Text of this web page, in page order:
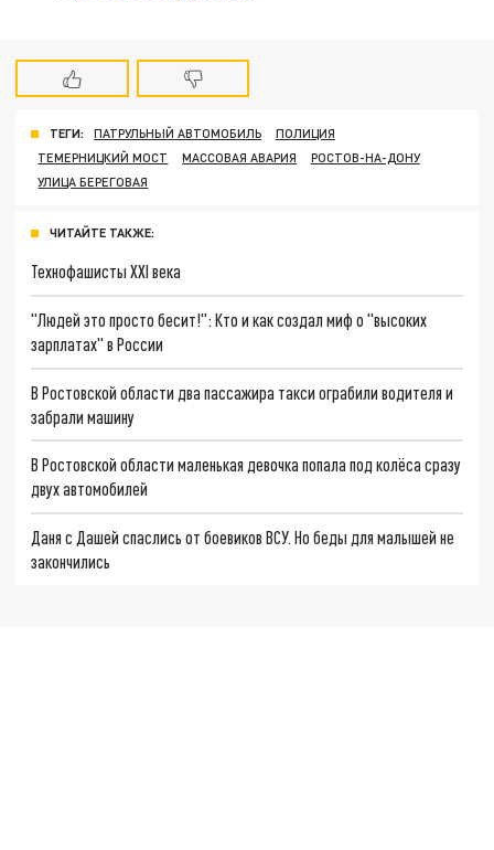
ТЕГИ: ПАТРУЛЬНЫЙ АВТОМОБИЛЬ
ПОЛИЦИЯ
ТЕМЕРНИЦКИЙ МОСТ
МАССОВАЯ АВАРИЯ
РОСТОВ-НА-ДОНУ
УЛИЦА БЕРЕГОВАЯ
ЧИТАЙТЕ ТАКЖЕ:
Технофашисты XXI века
"Людей это просто бесит!": Кто и как создал миф о "высоких
зарплатах" в России
В Ростовской области два пассажира такси ограбили водителя и
забрали машину
В Ростовской области маленькая девочка попала под колёса сразу
двух автомобилей
Даня с Дашей спаслись от боевиков ВСУ. Но беды для малышей не
закончились